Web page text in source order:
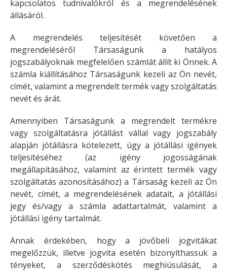
kapcsolatos tudnivalókról és a megrendelésének
állásáról.
A megrendelés teljesítését követően a
megrendeléséről Társaságunk a hatályos
jogszabályoknak megfelelően számlát állít ki Önnek. A
számla kiállításához Társaságunk kezeli az Ön nevét,
címét, valamint a megrendelt termék vagy szolgáltatás
nevét és árát.
Amennyiben Társaságunk a megrendelt termékre
vagy szolgáltatásra jótállást vállal vagy jogszabály
alapján jótállásra kötelezett, úgy a jótállási igények
teljesítéséhez (az igény jogosságának
megállapításához, valamint az érintett termék vagy
szolgáltatás azonosításához) a Társaság kezeli az Ön
nevét, címét, a megrendelésének adatait, a jótállási
jegy és/vagy a számla adattartalmát, valamint a
jótállási igény tartalmát.
Annak érdekében, hogy a jövőbeli jogvitákat
megelőzzük, illetve jogvita esetén bizonyíthassuk a
tényeket, a szerződéskötés meghiúsulását, a